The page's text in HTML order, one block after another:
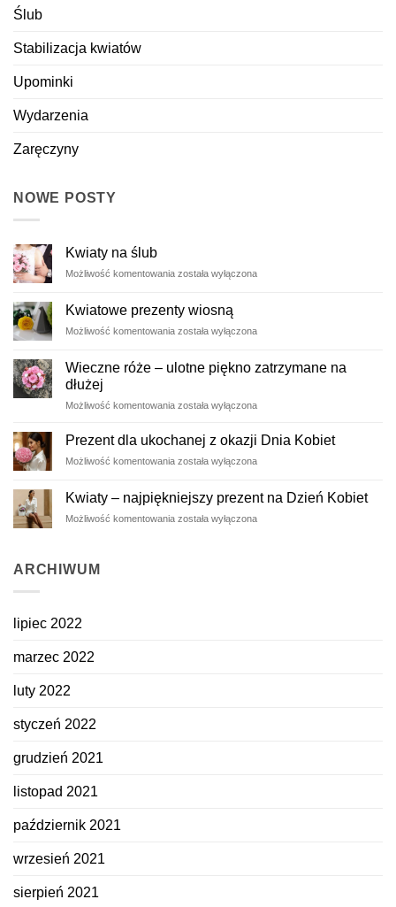
Ślub
Stabilizacja kwiatów
Upominki
Wydarzenia
Zaręczyny
NOWE POSTY
Kwiaty na ślub
Możliwość komentowania Kwiaty
została wyłączona
Kwiatowe prezenty wiosną
Możliwość komentowania Kwiatowe
została wyłączona
Wieczne róże – ulotne piękno zatrzymane na
dłużej
Możliwość komentowania Wieczne
ulotne
piękno
na
została wyłączona
Prezent dla ukochanej z okazji Dnia Kobiet
Możliwość komentowania Prezent
ukochanej
z
okazji
została wyłączona
Kwiaty – najpiękniejszy prezent na Dzień Kobiet
Możliwość komentowania Kwiaty
została wyłączona
ARCHIWUM
lipiec 2022
marzec 2022
luty 2022
styczeń 2022
grudzień 2021
listopad 2021
październik 2021
wrzesień 2021
sierpień 2021